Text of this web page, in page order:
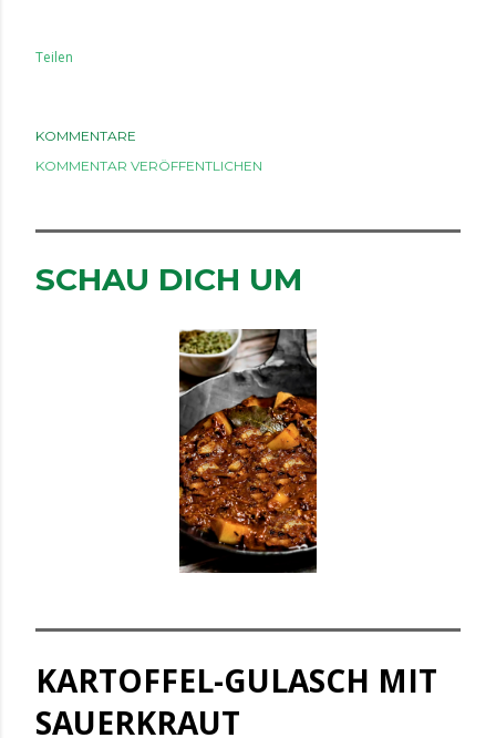
Teilen
KOMMENTARE
KOMMENTAR VERÖFFENTLICHEN
SCHAU DICH UM
KARTOFFEL-GULASCH MIT
SAUERKRAUT